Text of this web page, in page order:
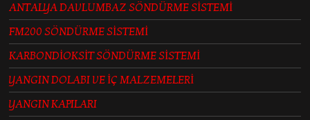
ANTALYA DAVLUMBAZ SÖNDÜRME SİSTEMİ
FM200 SÖNDÜRME SİSTEMİ
KARBONDİOKSİT SÖNDÜRME SİSTEMİ
YANGIN DOLABI VE İÇ MALZEMELERİ
YANGIN KAPILARI